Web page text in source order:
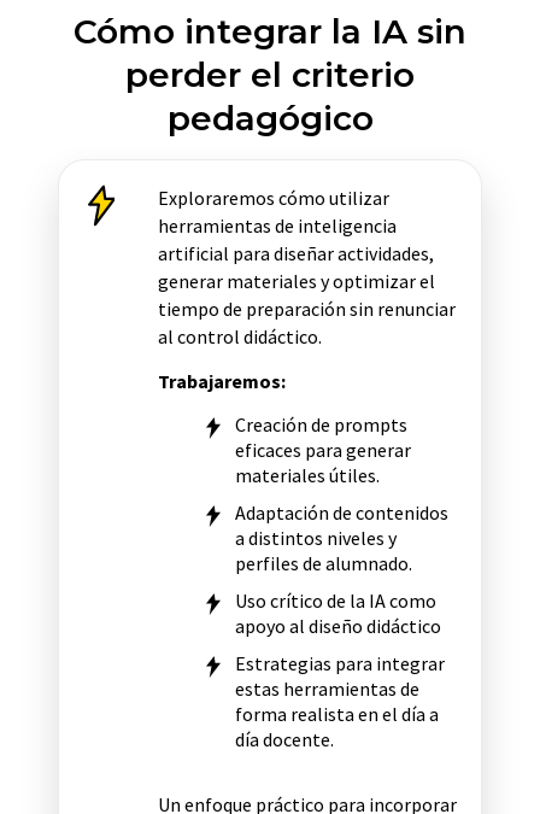
Cómo integrar la IA sin
perder el criterio
pedagógico
Exploraremos cómo utilizar
herramientas de inteligencia
artificial para diseñar actividades,
generar materiales y optimizar el
tiempo de preparación sin renunciar
al control didáctico.
Trabajaremos:
Creación de prompts
eficaces para generar
materiales útiles.
Adaptación de contenidos
a distintos niveles y
perfiles de alumnado.
Uso crítico de la IA como
apoyo al diseño didáctico
Estrategias para integrar
estas herramientas de
forma realista en el día a
día docente.
Un enfoque práctico para incorporar